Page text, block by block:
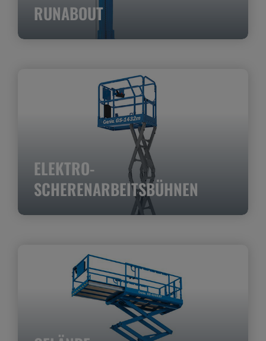
RUNABOUT
ELEKTRO-
SCHERENARBEITSBÜHNEN